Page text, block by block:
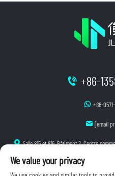
+86-
+86-
[email
Salle 815 et 816, Bâtiment 2, Centre
We value your privacy